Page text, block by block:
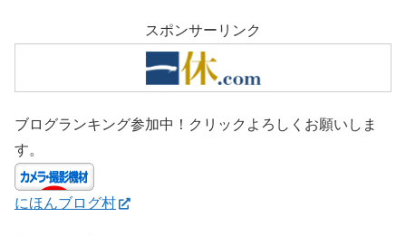
スポンサーリンク
ブログランキング参加中！クリックよろしくお願いしま
す。
にほんブログ村